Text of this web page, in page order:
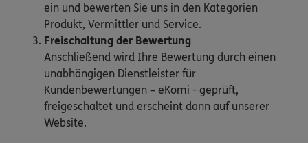
ein und bewerten Sie uns in den Kategorien
Produkt, Vermittler und Service.
Freischaltung der Bewertung
Anschließend wird Ihre Bewertung durch einen
unabhängigen Dienstleister für
Kundenbewertungen – eKomi - geprüft,
freigeschaltet und erscheint dann auf unserer
Website.